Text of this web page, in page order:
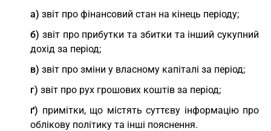
а) звіт про фінансовий стан на кінець періоду;
б) звіт про прибутки та збитки та інший сукупний
дохід за період;
в) звіт про зміни у власному капіталі за період;
г) звіт про рух грошових коштів за період;
ґ) примітки, що містять суттєву інформацію про
облікову політику та інші пояснення.